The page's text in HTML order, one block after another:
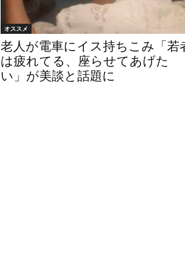
オススメ
老人が電車にイス持ちこみ「若
は疲れてる、座らせてあげた
い」が美談と話題に